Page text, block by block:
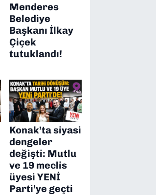
Menderes
Belediye
Başkanı İlkay
Çiçek
tutuklandı!
Konak’ta siyasi
dengeler
değişti: Mutlu
ve 19 meclis
üyesi YENİ
Parti’ye geçti